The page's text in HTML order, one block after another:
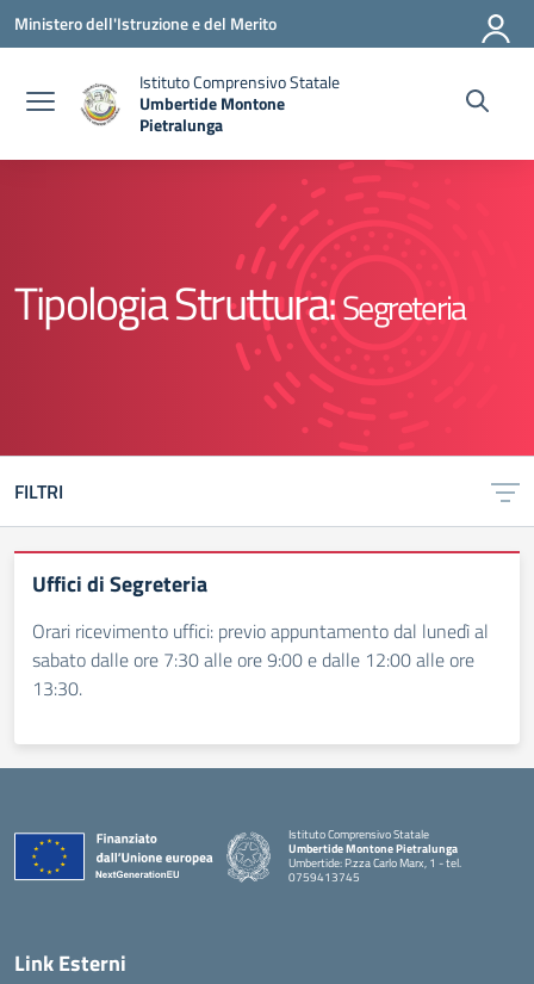
Vai ai contenuti
Vai al menu di navigazione
Vai al footer
Ministero dell'Istruzione e del Merito
Istituto Comprensivo Statale
Umbertide Montone
Pietralunga
Tipologia Struttura:Segreteria
FILTRI
Uffici di Segreteria
Orari ricevimento uffici: previo appuntamento dal lunedì al
sabato dalle ore 7:30 alle ore 9:00 e dalle 12:00 alle ore
13:30.
Istituto Comprensivo Statale
Umbertide Montone Pietralunga
Umbertide: P.zza Carlo Marx, 1 - tel.
0759413745
Link Esterni